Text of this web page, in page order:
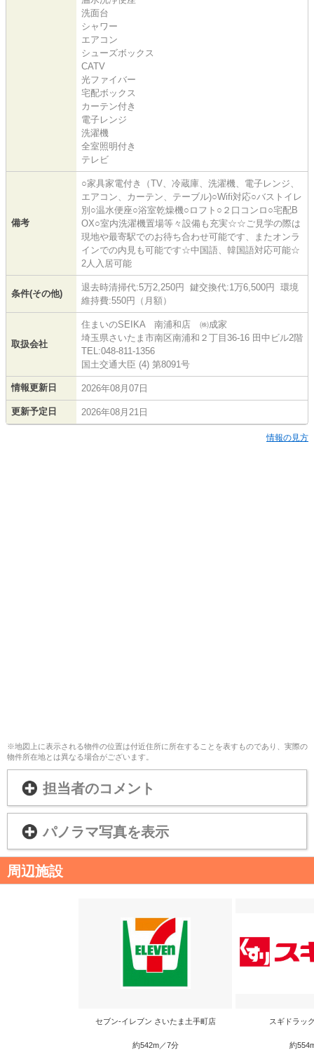
洗面台
シャワー
エアコン
シューズボックス
CATV
光ファイバー
宅配ボックス
カーテン付き
電子レンジ
洗濯機
全室照明付き
テレビ
備考
○家具家電付き（TV、冷蔵庫、洗濯機、電子レンジ、
エアコン、カーテン、テーブル)○Wifi対応○バストイレ
別○温水便座○浴室乾燥機○ロフト○２口コンロ○宅配B
OX○室内洗濯機置場等々設備も充実☆☆ご見学の際は
現地や最寄駅でのお待ち合わせ可能です、またオンラ
インでの内見も可能です☆中国語、韓国語対応可能☆
2人入居可能
条件(その他)
退去時清掃代:5万2,250円 鍵交換代:1万6,500円 環境
維持費:550円（月額）
取扱会社
住まいのSEIKA 南浦和店 ㈱成家
埼玉県さいたま市南区南浦和２丁目36-16 田中ビル2階
TEL:048-811-1356
国土交通大臣 (4) 第8091号
情報更新日 2026年08月07日
更新予定日 2026年08月21日
情報の見方
※地図上に表示される物件の位置は付近住所に所在することを表すものであり、実際の
物件所在地とは異なる場合がございます。
担当者のコメント
パノラマ写真を表示
周辺施設
セブン-イレブン さいたま土手町店
約542m／7分
スギドラッ
約